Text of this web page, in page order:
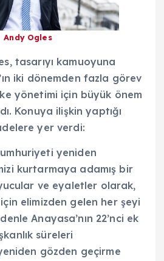
Andy Ogles
tasarıyı kamuoyuna
iki dönemden fazla görev
yönetimi için büyük önem
Konuya ilişkin yaptığı
yer verdi:
yeniden
kurtarmaya adamış bir
ve eyaletler olarak,
elimizden gelen her şeyi
Anayasa’nın 22’nci ek
süreleri
yeniden gözden geçirme